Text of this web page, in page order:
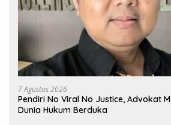
7 Agustus 2026
Pendiri No Viral No Justice, Advokat
Dunia Hukum Berduka